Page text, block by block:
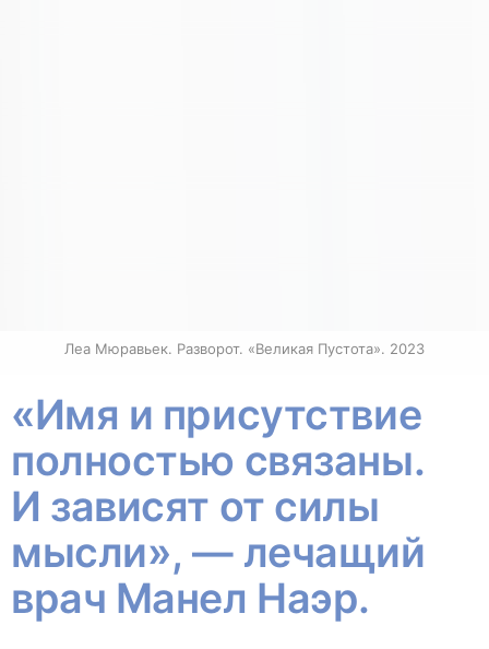
Леа Мюравьек. Разворот. «Великая Пустота». 2023
«Имя и присутствие
полностью связаны.
И зависят от силы
мысли», — лечащий
врач Манел Наэр.